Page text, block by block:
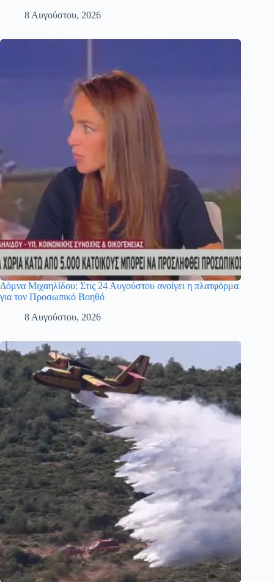
8 Αυγούστου, 2026
Δόμνα Μιχαηλίδου: Στις 24 Αυγούστου ανοίγει η πλατφόρμα
για τον Προσωπικό Βοηθό
8 Αυγούστου, 2026